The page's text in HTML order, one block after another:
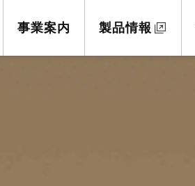
事業案内 製品情報